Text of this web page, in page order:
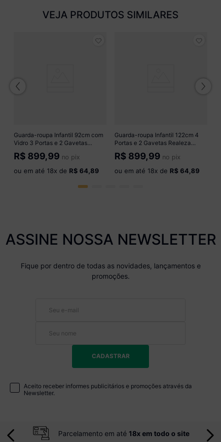
VEJA PRODUTOS SIMILARES
Guarda-roupa Infantil 92cm com
Vidro 3 Portas e 2 Gavetas
Suspiro Multimóveis MP4812
Madeirado
R$ 899,99 no pix
ou em até 18x de R$ 64,89
Guarda-roupa Infantil 122cm 4
Portas e 2 Gavetas Realeza
Multimóveis MP4453 Madeirado
R$ 899,99 no pix
ou em até 18x de R$ 64,89
ASSINE NOSSA NEWSLETTER
Fique por dentro de todas as novidades, lançamentos e
promoções.
CADASTRAR
Aceito receber informes publicitários e promoções através da
Newsletter.
Parcelamento em até 18x em todo o site